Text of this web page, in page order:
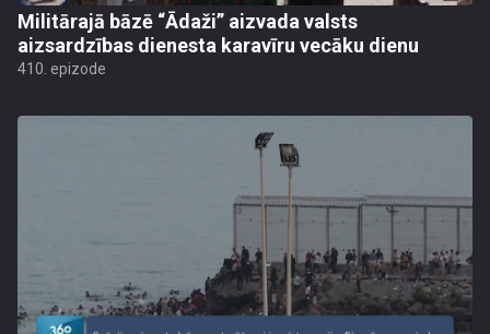
Militārajā bāzē “Ādaži” aizvada valsts
aizsardzības dienesta karavīru vecāku dienu
410. epizode